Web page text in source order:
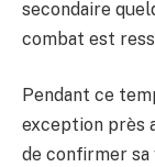
secondaire
combat est
Pendant ce
exception près
de confirmer sa